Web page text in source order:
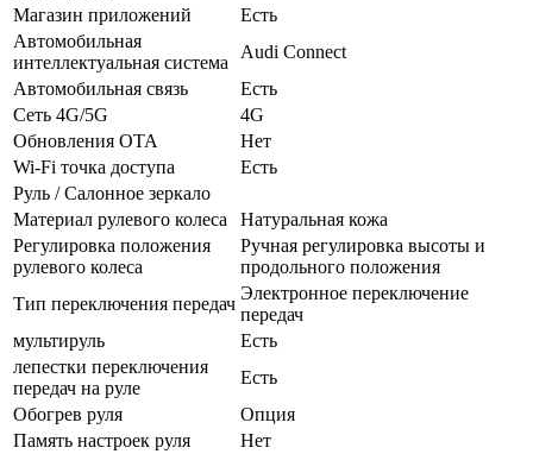
Магазин приложений
Есть
Автомобильная
интеллектуальная система
Audi Connect
Автомобильная связь
Есть
Сеть 4G/5G
4G
Обновления OTA
Нет
Wi-Fi точка доступа
Есть
Руль / Салонное зеркало
Материал рулевого колеса
Натуральная кожа
Регулировка положения
рулевого колеса
Ручная регулировка высоты и
продольного положения
Тип переключения передач
Электронное переключение
передач
мультируль
Есть
лепестки переключения
передач на руле
Есть
Обогрев руля
Опция
Память настроек руля
Нет